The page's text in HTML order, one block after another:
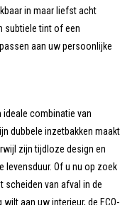
in maar liefst acht
subtiele tint of een
aan uw persoonlijke
ideale combinatie van
dubbele inzetbakken maakt
zijn tijdloze design en
levensduur. Of u nu op zoek
scheiden van afval in de
aan uw interieur, de ECO-